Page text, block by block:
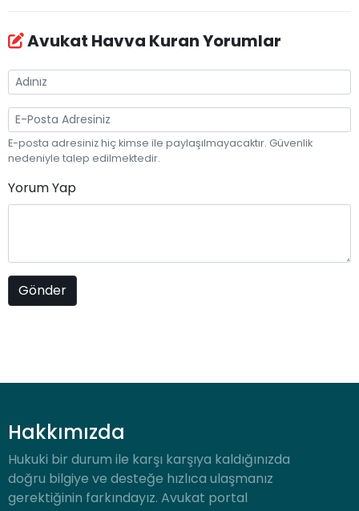
Avukat Havva Kuran Yorumlar
E-posta adresiniz hiç kimse ile paylaşılmayacaktır. Güvenlik
nedeniyle talep edilmektedir.
Yorum Yap
Hakkımızda
Hukuki bir durum ile karşı karşıya kaldığınızda
doğru bilgiye ve desteğe hızlıca ulaşmanız
gerektiğinin farkındayız. Avukat portal